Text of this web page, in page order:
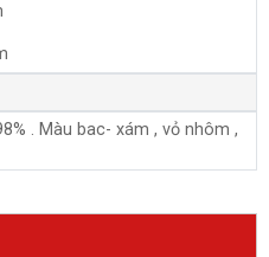
. Màu bac- xám , vỏ nhôm ,